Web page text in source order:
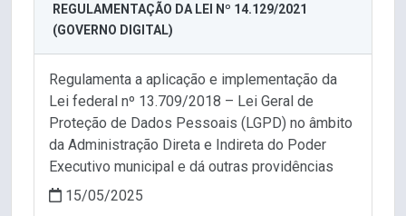
REGULAMENTAÇÃO DA LEI Nº 14.129/2021
(GOVERNO DIGITAL)
Regulamenta a aplicação e implementação da
Lei federal nº 13.709/2018 – Lei Geral de
Proteção de Dados Pessoais (LGPD) no âmbito
da Administração Direta e Indireta do Poder
Executivo municipal e dá outras providências
15/05/2025